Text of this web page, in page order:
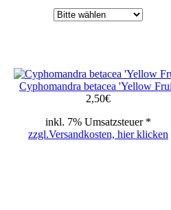
Cyphomandra betacea 'Yellow
2,50€
inkl. 7% Umsatzsteuer *
zzgl.Versandkosten, hier klicken